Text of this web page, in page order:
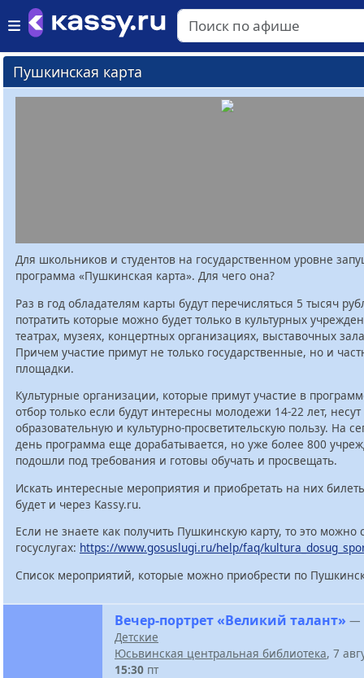
Пушкинская карта
Для школьников и студентов на государственном уровне
программа «Пушкинская карта». Для чего она?
Раз в год обладателям карты будут перечисляться 5 тысяч
потратить которые можно будет только в культурных
театрах, музеях, концертных организациях, выставочных
Причем участие примут не только государственные, но и
площадки.
Культурные организации, которые примут участие в
отбор только если будут интересны молодежи 14-22 лет,
образовательную и культурно-просветительскую пользу. На
день программа еще дорабатывается, но уже более 800
подошли под требования и готовы обучать и просвещать.
Искать интересные мероприятия и приобретать на них
будет и через Kassy.ru.
Если не знаете как получить Пушкинскую карту, то это можно
госуслугах: https://www.gosuslugi.ru/help/faq/
Список мероприятий, которые можно приобрести по
Вечер-портрет «Великий талант» —
Детские
Юсьвинская центральная библиотека, 7
15:30 пт